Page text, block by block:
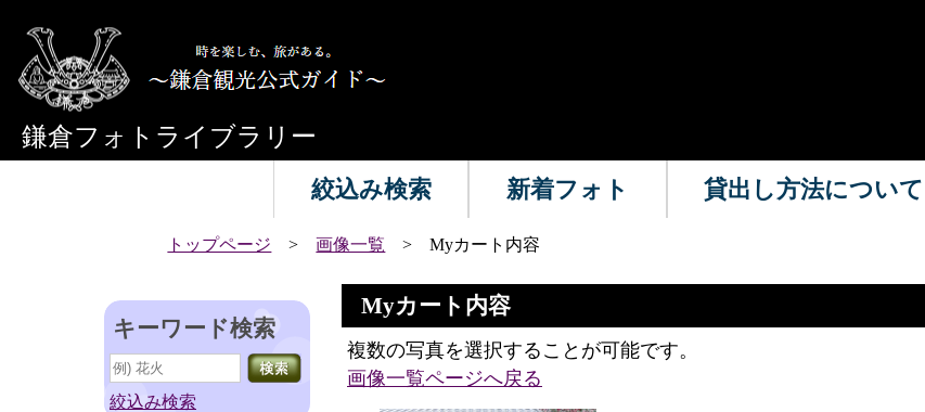
鎌倉フォトライブラリー
絞込み検索 新着フォト 貸出し方法について
トップページ >画像一覧 > Myカート内容
キーワード検索
絞込み検索
Myカート内容
複数の写真を選択することが可能です。
画像一覧ページへ戻る